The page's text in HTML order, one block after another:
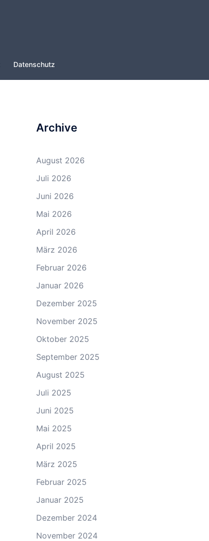
Datenschutz
Archive
August 2026
Juli 2026
Juni 2026
Mai 2026
April 2026
März 2026
Februar 2026
Januar 2026
Dezember 2025
November 2025
Oktober 2025
September 2025
August 2025
Juli 2025
Juni 2025
Mai 2025
April 2025
März 2025
Februar 2025
Januar 2025
Dezember 2024
November 2024